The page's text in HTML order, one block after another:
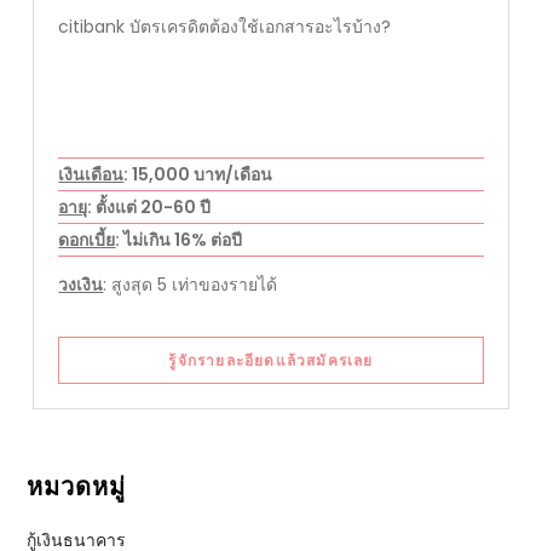
citibank บัตรเครดิตต้องใช้เอกสารอะไรบ้าง?
เงินเดือน: 15,000 บาท/เดือน
อายุ: ตั้งแต่ 20-60 ปี
ดอกเบี้ย: ไม่เกิน 16% ต่อปี
วงเงิน: สูงสุด 5 เท่าของรายได้
รู้จักรายละอียดแล้วสมัครเลย
หมวดหมู่
กู้เงินธนาคาร